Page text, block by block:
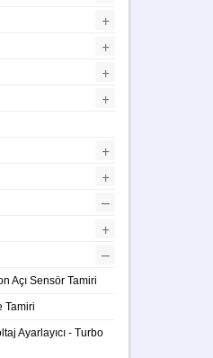
+
+
+
+
+
+
–
+
–
Açı Sensör Tamiri
Tamiri
Ayarlayıcı - Turbo